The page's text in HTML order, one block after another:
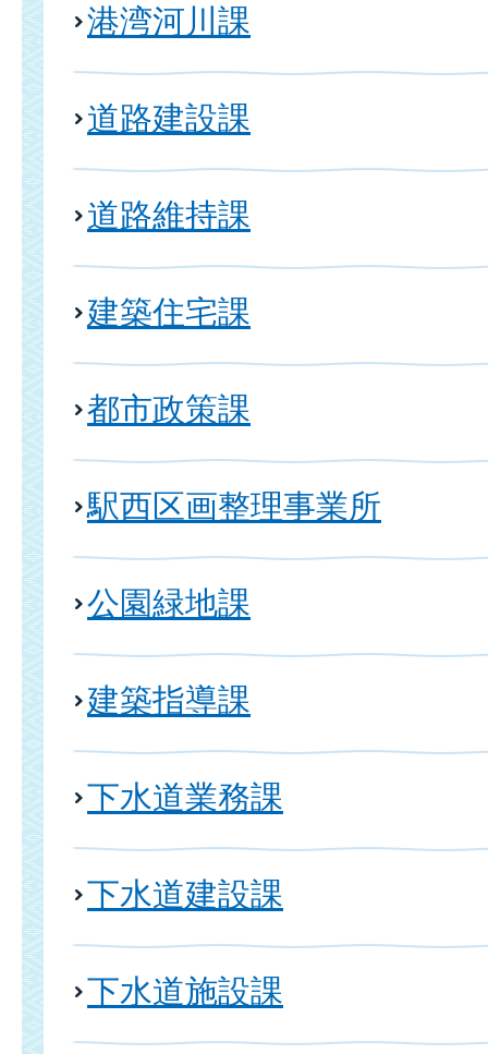
港湾河川課
道路建設課
道路維持課
建築住宅課
都市政策課
駅西区画整理事業所
公園緑地課
建築指導課
下水道業務課
下水道建設課
下水道施設課